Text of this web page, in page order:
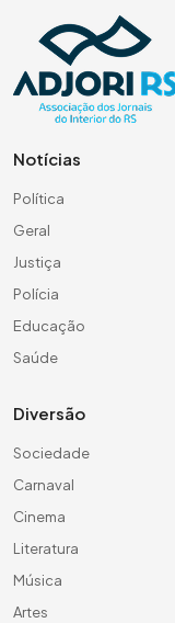
Notícias
Política
Geral
Justiça
Polícia
Educação
Saúde
Diversão
Sociedade
Carnaval
Cinema
Literatura
Música
Artes